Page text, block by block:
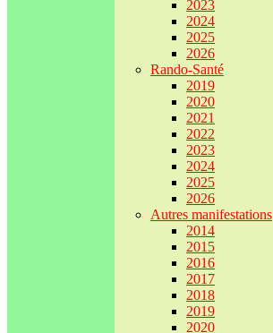
2023
2024
2025
2026
Rando-Santé
2019
2020
2021
2022
2023
2024
2025
2026
Autres manifestations
2014
2015
2016
2017
2018
2019
2020